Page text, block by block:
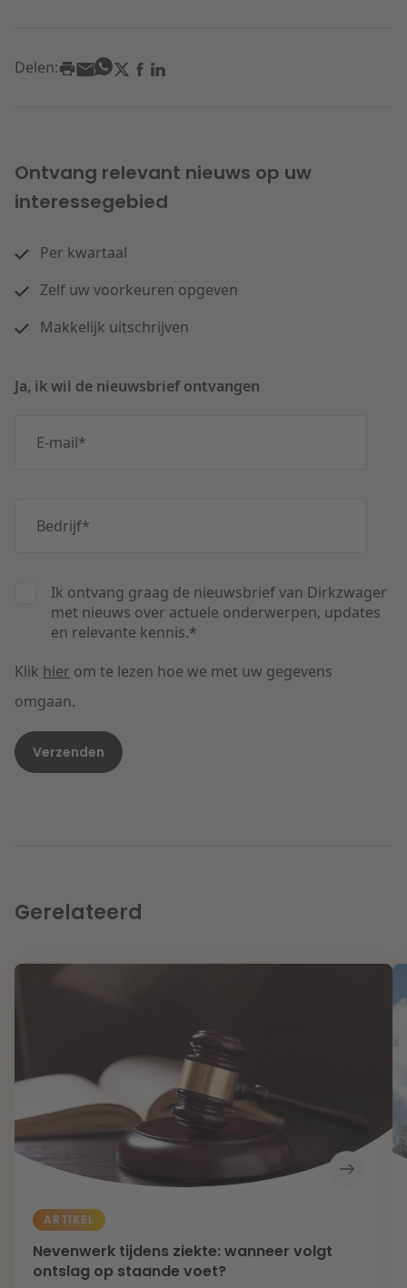
Delen:
Ontvang relevant nieuws op uw
interessegebied
Per kwartaal
Zelf uw voorkeuren opgeven
Makkelijk uitschrijven
Ja, ik wil de nieuwsbrief ontvangen
E-mail*
Bedrijf*
Ik ontvang graag de nieuwsbrief van Dirkzwager
met nieuws over actuele onderwerpen, updates
en relevante kennis.*
Klik hier om te lezen hoe we met uw gegevens
omgaan.
Gerelateerd
ARTIKEL
Nevenwerk tijdens ziekte: wanneer volgt
ontslag op staande voet?